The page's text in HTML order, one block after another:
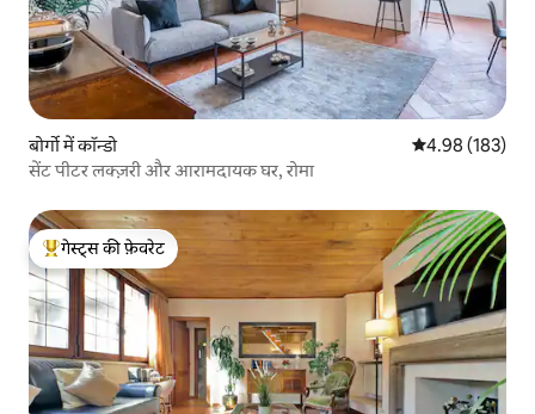
बोर्गो में कॉन्डो औसत रेटिंग 5 में से
4.98 (183)
सेंट पीटर लक्ज़री और आरामदायक घर, रोमा
गेस्ट्स का टॉप फ़ेवरेट
गेस्ट्स की फ़ेवरेट